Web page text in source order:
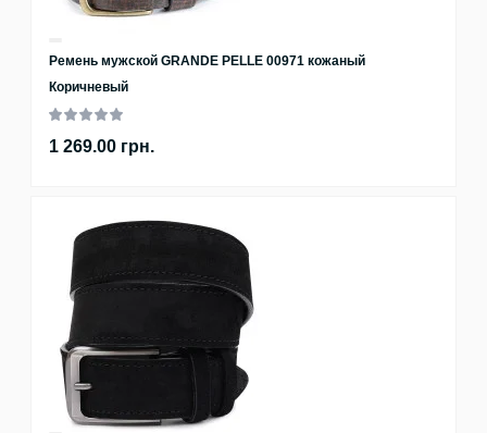
Ремень мужской GRANDE PELLE 00971 кожаный
Коричневый
1 269.00 грн.